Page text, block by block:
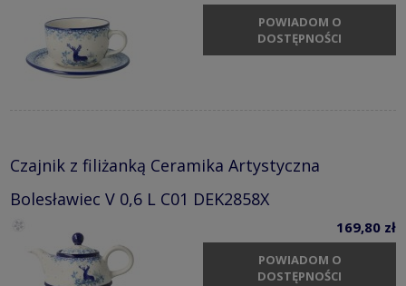
POWIADOM O
DOSTĘPNOŚCI
Czajnik z filiżanką Ceramika Artystyczna
Bolesławiec V 0,6 L C01 DEK2858X
169,80 zł
POWIADOM O
DOSTĘPNOŚCI